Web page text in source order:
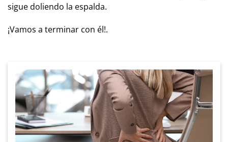
sigue doliendo la espalda.
¡Vamos a terminar con él!.